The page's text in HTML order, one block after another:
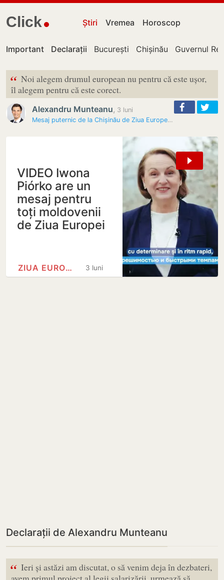
Click Știri Vremea Horoscop
Important Declarații București Chișinău Guvernul
“ Noi alegem drumul european nu pentru că este ușor,
îl alegem pentru că este corect.
Alexandru Munteanu, 3 luni
Mesaj puternic de la Chișinău de Ziua Europei: „Moldova nu este…
VIDEO Iwona
Piórko are un
mesaj pentru
toți moldovenii
de Ziua Europei
3 luni
ZIUA EUROPEI
Declarații de Alexandru Munteanu
“ Ieri și astăzi am discutat, o să venim deja în dezbateri,